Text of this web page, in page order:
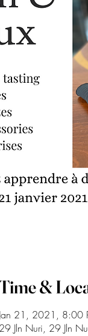
&
Jan 21, 2021, 8:00
29 Jln Nuri, 29 Jln